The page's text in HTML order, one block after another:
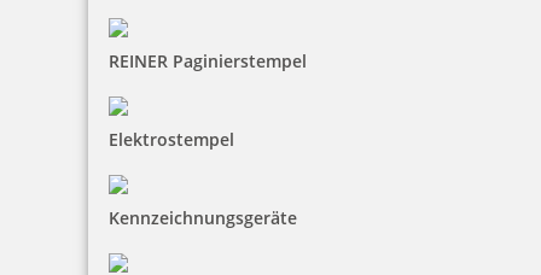
REINER Paginierstempel
Elektrostempel
Kennzeichnungsgeräte